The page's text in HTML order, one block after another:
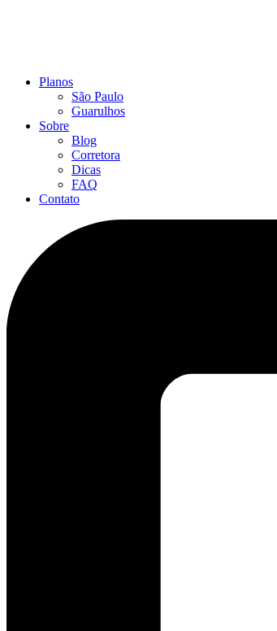
Planos
São Paulo
Guarulhos
Sobre
Blog
Corretora
Dicas
FAQ
Contato